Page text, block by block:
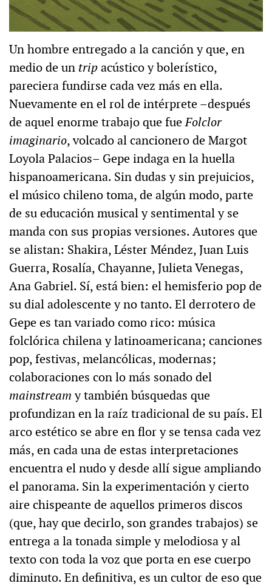
Un hombre entregado a la canción y que, en
medio de un tripacústico y bolerístico,
pareciera fundirse cada vez más en ella.
Nuevamente en el rol de intérprete –después
de aquel enorme trabajo que fueFolclor
imaginario, volcado al cancionero de Margot
Loyola Palacios– Gepe indaga en la huella
hispanoamericana. Sin dudas y sin prejuicios,
el músico chileno toma, de algún modo, parte
de su educación musical y sentimental y se
manda con sus propias versiones. Autores que
se alistan: Shakira, Léster Méndez, Juan Luis
Guerra, Rosalía, Chayanne, Julieta Venegas,
Ana Gabriel. Sí, está bien: el hemisferio pop de
su dial adolescente y no tanto. El derrotero de
Gepe es tan variado como rico: música
folclórica chilena y latinoamericana; canciones
pop, festivas, melancólicas, modernas;
colaboraciones con lo más sonado del
mainstreamy también búsquedas que
profundizan en la raíz tradicional de su país. El
arco estético se abre en flor y se tensa cada vez
más, en cada una de estas interpretaciones
encuentra el nudo y desde allí sigue ampliando
el panorama. Sin la experimentación y cierto
aire chispeante de aquellos primeros discos
(que, hay que decirlo, son grandes trabajos) se
entrega a la tonada simple y melodiosa y al
texto con toda la voz que porta en ese cuerpo
diminuto. En definitiva, es un cultor de eso que